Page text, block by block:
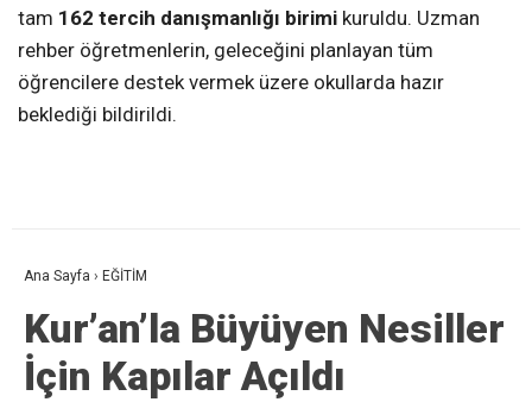
tam 162 tercih danışmanlığı birimi kuruldu. Uzman
rehber öğretmenlerin, geleceğini planlayan tüm
öğrencilere destek vermek üzere okullarda hazır
beklediği bildirildi.
Ana Sayfa › EĞİTİM
Kur’an’la Büyüyen Nesiller
İçin Kapılar Açıldı